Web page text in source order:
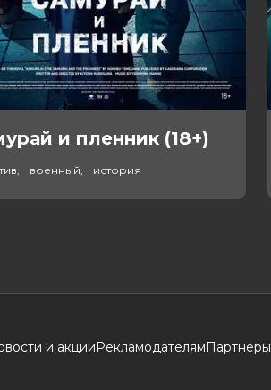
и пленник (18+)
военный, история
и акцииРекламодателямПартнеры